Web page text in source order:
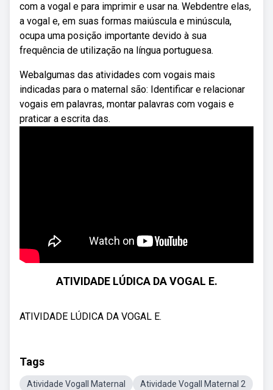
com a vogal e para imprimir e usar na. Webdentre elas,
a vogal e, em suas formas maiúscula e minúscula,
ocupa uma posição importante devido à sua
frequência de utilização na língua portuguesa.
Webalgumas das atividades com vogais mais
indicadas para o maternal são: Identificar e relacionar
vogais em palavras, montar palavras com vogais e
praticar a escrita das.
ATIVIDADE LÚDICA DA VOGAL E.
ATIVIDADE LÚDICA DA VOGAL E.
Tags
Atividade VogalI Maternal Atividade VogalI Maternal 2